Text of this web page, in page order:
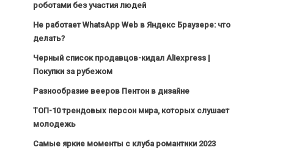
роботами без участия людей
Не работает WhatsApp Web в Яндекс Браузере: что
делать?
Черный список продавцов-кидал Aliexpress |
Покупки за рубежом
Разнообразие вееров Пентон в дизайне
ТОП-10 трендовых персон мира, которых слушает
молодежь
Самые яркие моменты с клуба романтики 2023